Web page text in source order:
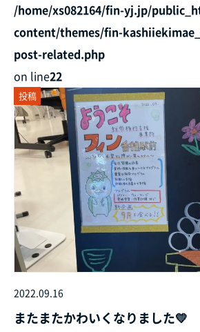
/home/xs082164/fin-yj.jp/
content/themes/fin-
post-related.php
on line22
投稿
2022.09.16
またまたかわいくなりました💛